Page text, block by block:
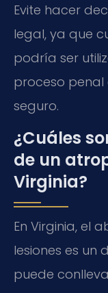
Evite hacer
legal, ya que
podría ser
proceso
seguro.
¿Cuáles
de un
Virginia?
En Virginia, el
lesiones es un
puede